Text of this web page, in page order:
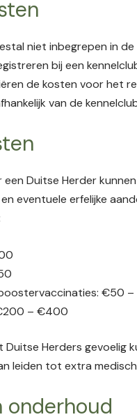
niet inbegrepen in
bij een
de kosten voor het
van de
Duitse Herder
eventuele erfelijke
€50 –
– €400
Duitse Herders gevoelig
leiden tot extra
onderhoud